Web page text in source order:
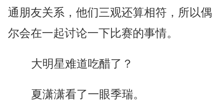
通朋友关系，他们三观还算相符，所以偶
尔会在一起讨论一下比赛的事情。
大明星难道吃醋了？
夏潇潇看了一眼季瑞。